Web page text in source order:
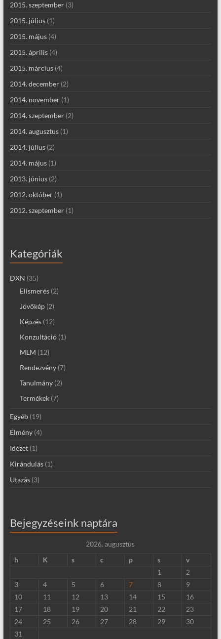
2015. szeptember(3)
2015. július(1)
2015. május(4)
2015. április(4)
2015. március(4)
2014. december(2)
2014. november(1)
2014. szeptember(2)
2014. augusztus(1)
2014. július(2)
2014. május(1)
2013. június(2)
2012. október(1)
2012. szeptember(1)
Kategóriák
DXN (35)
Elismerés(2)
Jövőkép(2)
Képzés(12)
Konzultáció(1)
MLM (12)
Rendezvény(7)
Tanulmány(2)
Termékek(7)
Egyéb(19)
Élmény(4)
Idézet(1)
Kirándulás(1)
Utazás(3)
Bejegyzéseink naptára
2026. augusztus
h
K s c p s
v
1
2
3
4 5 6 7 8
9
10
11 12 13 14 15
16
17
18 19 20 21 22
23
24
25 26 27 28 29
30
31